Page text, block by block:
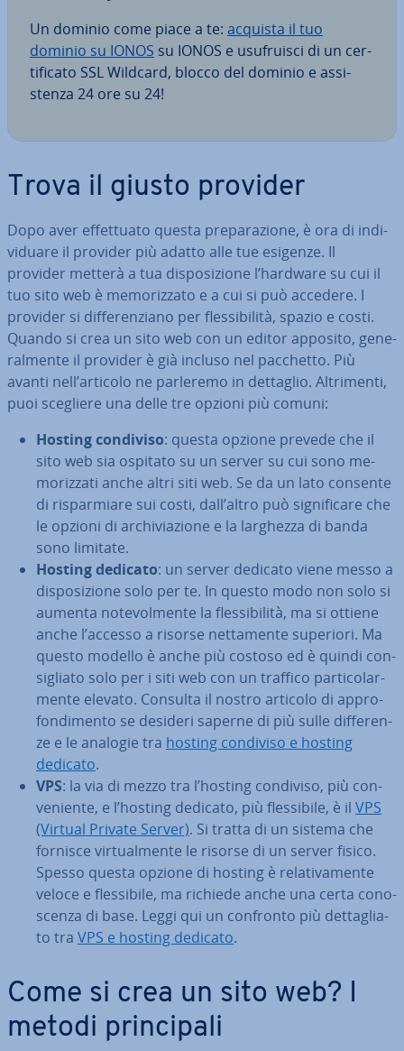
Un dominio come piace a te: acquista il tuo
dominio su IONOS su IONOS e usu­frui­sci di un cer­
ti­fi­ca­to SSL Wildcard, blocco del dominio e as­si­
sten­za 24 ore su 24!
Trova il giusto provider
Dopo aver ef­fet­tua­to questa pre­pa­ra­zio­ne, è ora di in­di­
vi­dua­re il provider più adatto alle tue esigenze. Il
provider metterà a tua di­spo­si­zio­ne l’hardware su cui il
tuo sito web è me­mo­riz­za­to e a cui si può accedere. I
provider si dif­fe­ren­zia­no per fles­si­bi­li­tà, spazio e costi.
Quando si crea un sito web con un editor apposito, ge­ne­
ral­men­te il provider è già incluso nel pacchetto. Più
avanti nell’articolo ne parleremo in dettaglio. Al­tri­men­ti,
puoi scegliere una delle tre opzioni più comuni:
Hosting condiviso: questa opzione prevede che il
sito web sia ospitato su un server su cui sono me­
mo­riz­za­ti anche altri siti web. Se da un lato consente
di ri­spar­mia­re sui costi, dall’altro può si­gni­fi­ca­re che
le opzioni di ar­chi­via­zio­ne e la larghezza di banda
sono limitate.
Hosting dedicato: un server dedicato viene messo a
di­spo­si­zio­ne solo per te. In questo modo non solo si
aumenta no­te­vol­men­te la fles­si­bi­li­tà, ma si ottiene
anche l’accesso a risorse net­ta­men­te superiori. Ma
questo modello è anche più costoso ed è quindi con­
si­glia­to solo per i siti web con un traffico par­ti­co­lar­
men­te elevato. Consulta il nostro articolo di ap­pro­
fon­di­men­to se desideri saperne di più sulle dif­fe­ren­
ze e le analogie tra hosting condiviso e hosting
dedicato.
VPS: la via di mezzo tra l’hosting condiviso, più con­
ve­nien­te, e l’hosting dedicato, più fles­si­bi­le, è il VPS
(Virtual Private Server). Si tratta di un sistema che
fornisce vir­tual­men­te le risorse di un server fisico.
Spesso questa opzione di hosting è re­la­ti­va­men­te
veloce e fles­si­bi­le, ma richiede anche una certa co­no­
scen­za di base. Leggi qui un confronto più det­ta­glia­
to tra VPS e hosting dedicato.
Come si crea un sito web? I
metodi prin­ci­pa­li